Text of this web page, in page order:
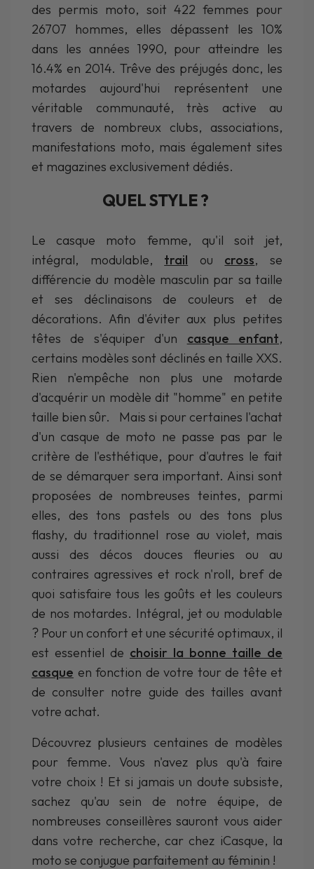
des permis moto, soit 422 femmes pour
26707 hommes, elles dépassent les 10%
dans les années 1990, pour atteindre les
16.4% en 2014. Trêve des préjugés donc, les
motardes aujourd'hui représentent une
véritable communauté, très active au
travers de nombreux clubs, associations,
manifestations moto, mais également sites
et magazines exclusivement dédiés.
QUEL STYLE ?
Le casque moto femme, qu'il soit jet,
intégral, modulable, trail ou cross, se
différencie du modèle masculin par sa taille
et ses déclinaisons de couleurs et de
décorations. Afin d'éviter aux plus petites
têtes de s'équiper d'un casque enfant,
certains modèles sont déclinés en taille XXS.
Rien n'empêche non plus une motarde
d'acquérir un modèle dit "homme" en petite
taille bien sûr. Mais si pour certaines l'achat
d'un casque de moto ne passe pas par le
critère de l'esthétique, pour d'autres le fait
de se démarquer sera important. Ainsi sont
proposées de nombreuses teintes, parmi
elles, des tons pastels ou des tons plus
flashy, du traditionnel rose au violet, mais
aussi des décos douces fleuries ou au
contraires agressives et rock n'roll, bref de
quoi satisfaire tous les goûts et les couleurs
de nos motardes. Intégral, jet ou modulable
? Pour un confort et une sécurité optimaux, il
est essentiel de choisir la bonne taille de
casque en fonction de votre tour de tête et
de consulter notre guide des tailles avant
votre achat.
Découvrez plusieurs centaines de modèles
pour femme. Vous n'avez plus qu'à faire
votre choix ! Et si jamais un doute subsiste,
sachez qu'au sein de notre équipe, de
nombreuses conseillères sauront vous aider
dans votre recherche, car chez iCasque, la
moto se conjugue parfaitement au féminin !